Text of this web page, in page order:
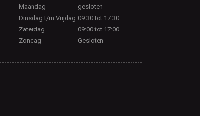
Maandag
gesloten
Dinsdag t/m Vrijdag 09:30 tot 17.30
Zaterdag
09:00 tot 17:00
Zondag
Gesloten